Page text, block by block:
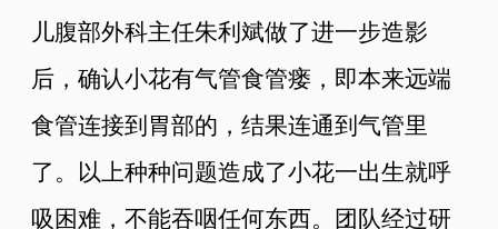
儿腹部外科主任朱利斌做了进一步造影
后，确认小花有气管食管瘘，即本来远端
食管连接到胃部的，结果连通到气管里
了。以上种种问题造成了小花一出生就呼
吸困难，不能吞咽任何东西。团队经过研